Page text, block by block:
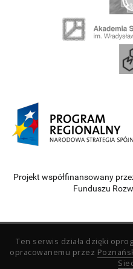
Projekt współfinansowany
Funduszu
Ten serwis działa dzięki
opracowanemu przez